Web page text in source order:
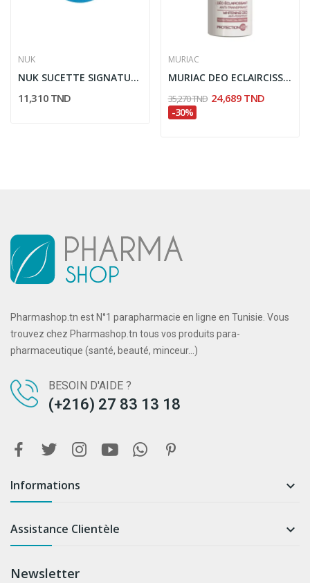
NUK
NUK SUCETTE SIGNATURE AVEC BOITE 6-18 MOIS
11,310 TND
MURIAC
MURIAC DEO ECLAIRCISSANT ANTI TRANSPIRANT 50ML
35,270 TND 24,689 TND
-30%
Pharmashop.tn est N°1 parapharmacie en ligne en Tunisie. Vous
trouvez chez Pharmashop.tn tous vos produits para-
pharmaceutique (santé, beauté, minceur...)
BESOIN D'AIDE ?
(+216) 27 83 13 18
Informations 
Assistance Clientèle 
Newsletter